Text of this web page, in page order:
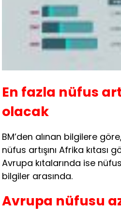
En fazla nüfus
olacak
BM’den alınan bilgilere
nüfus artışını Afrika kıtası
Avrupa kıtalarında ise
bilgiler arasında.
Avrupa nüfusu